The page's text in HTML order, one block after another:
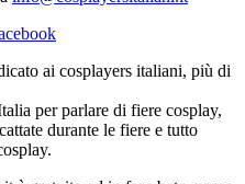
ai cosplayers italiani, più di
per parlare di fiere cosplay,
durante le fiere e tutto